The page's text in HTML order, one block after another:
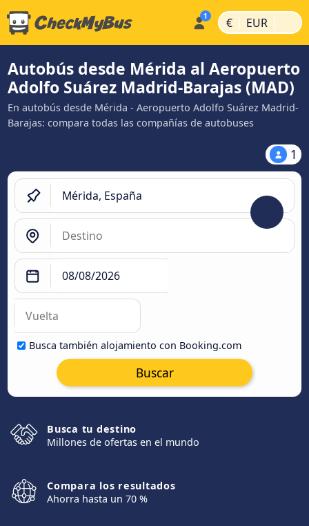
€ | EUR |
Autobús desde Mérida al Aeropuerto
Adolfo Suárez Madrid-Barajas (MAD)
En autobús desde Mérida - Aeropuerto Adolfo Suárez Madrid-
Barajas: compara todas las compañías de autobuses
1
Busca también alojamiento con Booking.com
Buscar
Busca tu destino
Millones de ofertas en el mundo
Compara los resultados
Ahorra hasta un 70 %